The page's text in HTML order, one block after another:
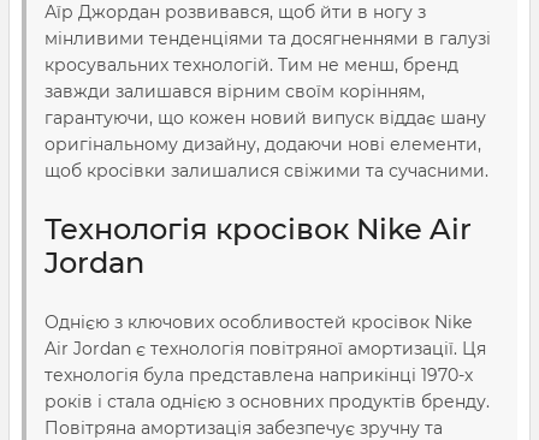
Аїр Джордан розвивався, щоб йти в ногу з
мінливими тенденціями та досягненнями в галузі
кросувальних технологій. Тим не менш, бренд
завжди залишався вірним своїм корінням,
гарантуючи, що кожен новий випуск віддає шану
оригінальному дизайну, додаючи нові елементи,
щоб кросівки залишалися свіжими та сучасними.
Технологія кросівок Nike Air
Jordan
Однією з ключових особливостей кросівок Nike
Air Jordan є технологія повітряної амортизації. Ця
технологія була представлена наприкінці 1970-х
років і стала однією з основних продуктів бренду.
Повітряна амортизація забезпечує зручну та